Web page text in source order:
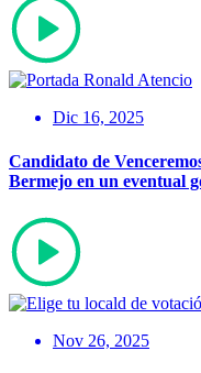
Dic 16, 2025
Candidato de
Bermejo en un eventual
Nov 26, 2025